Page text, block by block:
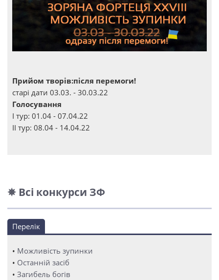
Прийом творів:після перемоги!
старі дати 03.03. - 30.03.22
Голосування
І тур: 01.04 - 07.04.22
ІІ тур: 08.04 - 14.04.22
✵ Всі конкурси ЗФ
Перелік
• Можливість зупинки
• Останній засіб
• Загибель богів